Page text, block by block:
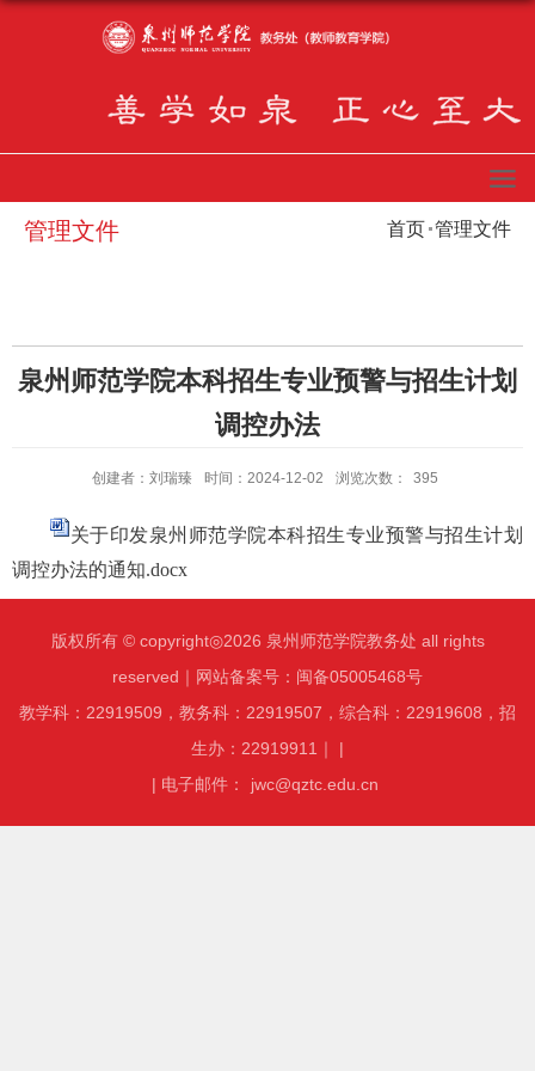
首页 管理文件
管理文件
泉州师范学院本科招生专业预警与招生计划
调控办法
创建者：刘瑞臻 时间：2024-12-02 浏览次数： 395
关于印发泉州师范学院本科招生专业预警与招生计划
调控办法的通知.docx
版权所有 © copyright◎2026 泉州师范学院教务处 all rights
reserved｜网站备案号：闽备05005468号
教学科：22919509，教务科：22919507，综合科：22919608，招
生办：22919911｜ |
| 电子邮件：
jwc@qztc.edu.cn